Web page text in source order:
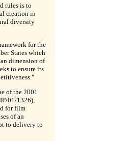
rules is to
creation in
diversity
for the
States which
dimension of
to ensure its
of the 2001
01/1326),
for film
of an
to delivery to